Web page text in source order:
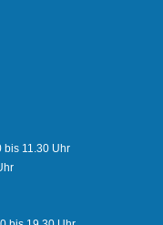
bis 11.30 Uhr